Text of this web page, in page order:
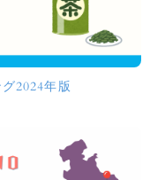
2024年版